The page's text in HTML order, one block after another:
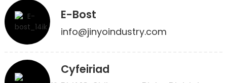
E-Bost
info@jinyoindustry.com
Cyfeiriad